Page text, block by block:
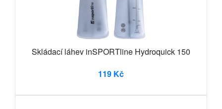
Skládací láhev inSPORTline Hydroquick 150
119 Kč